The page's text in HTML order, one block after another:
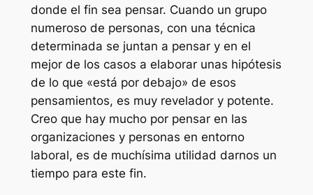
donde el fin sea pensar. Cuando un grupo
numeroso de personas, con una técnica
determinada se juntan a pensar y en el
mejor de los casos a elaborar unas hipótesis
de lo que «está por debajo» de esos
pensamientos, es muy revelador y potente.
Creo que hay mucho por pensar en las
organizaciones y personas en entorno
laboral, es de muchísima utilidad darnos un
tiempo para este fin.